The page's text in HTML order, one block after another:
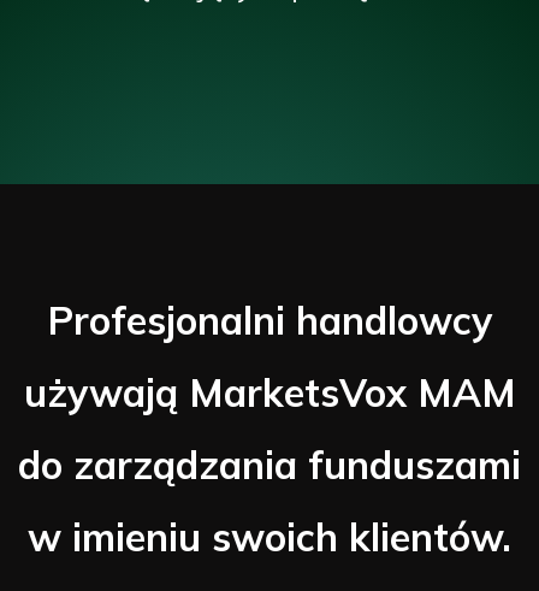
Profesjonalni handlowcy
używają MarketsVox MAM
do zarządzania funduszami
w imieniu swoich klientów.